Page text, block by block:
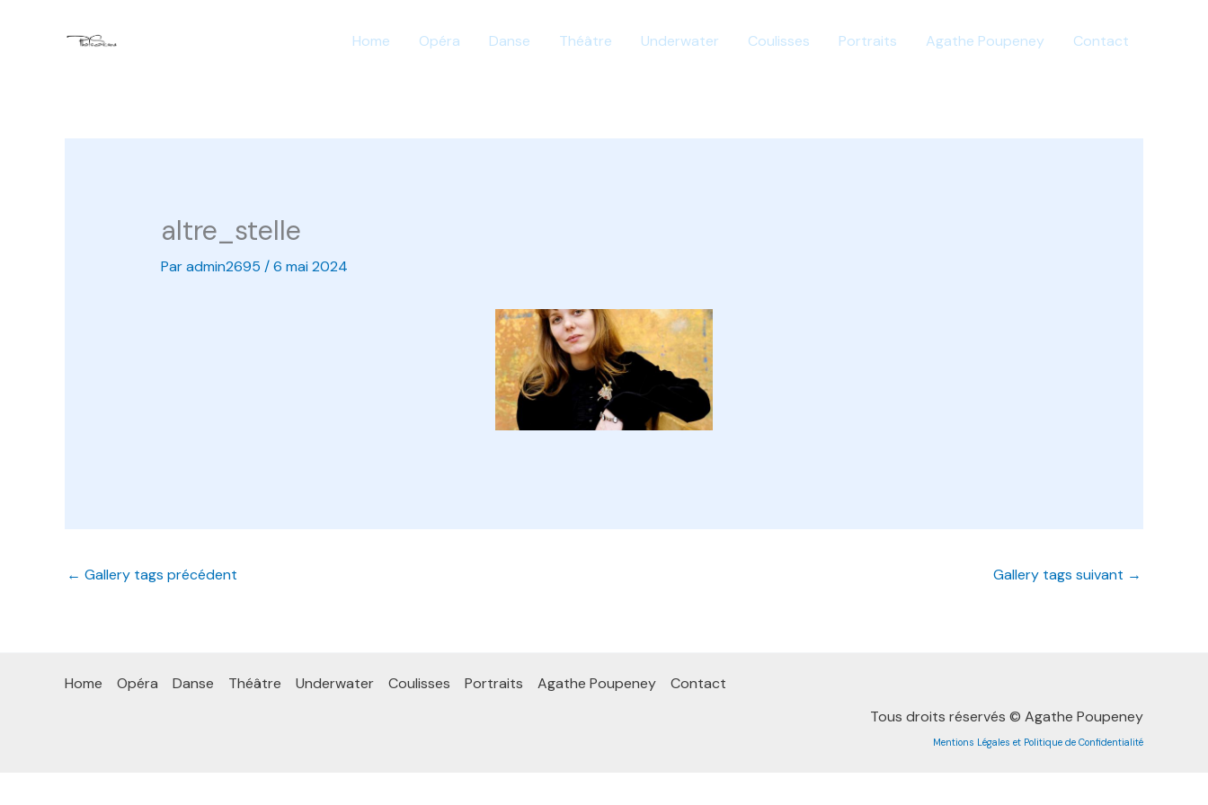
Home Opéra Danse Théâtre Underwater Coulisses Portraits Agathe Poupeney Contact
altre_stelle
Paradmin2695 /6 mai 2024
← Gallery tags précédent Gallery tags suivant →
Home Opéra Danse Théâtre Underwater Coulisses Portraits Agathe Poupeney
Contact
Tous droits réservés © Agathe Poupeney
Mentions Légales et Politique de Confidentialité